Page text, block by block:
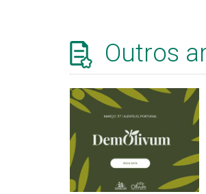
Outros